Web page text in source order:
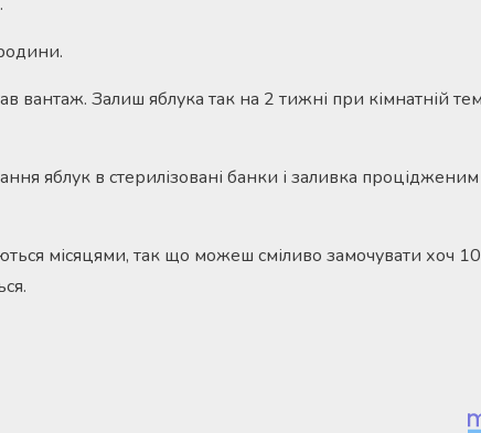
вантаж. Залиш яблука так на 2 тижні при кімнатній
яблук в стерилізовані банки і заливка процідженим
місяцями, так що можеш сміливо замочувати хоч